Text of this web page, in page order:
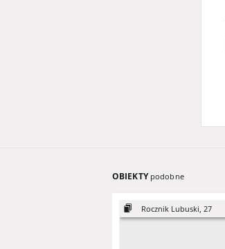
OBIEKTY podobne
Rocznik Lubuski, 27